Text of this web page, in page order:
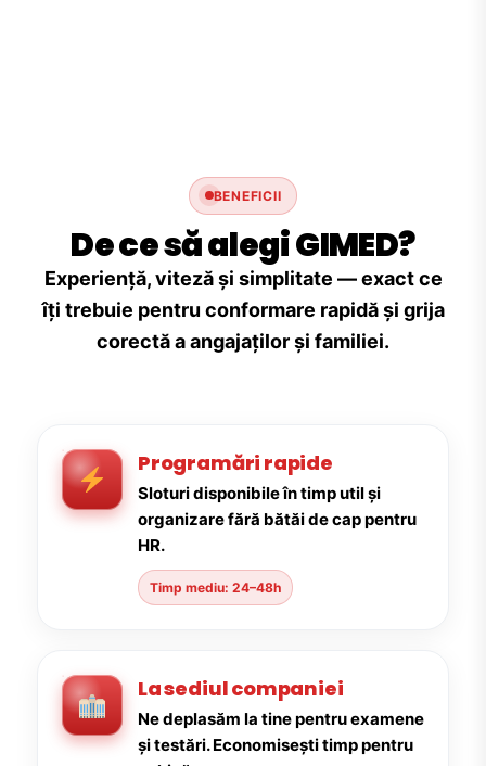
BENEFICII
De ce să alegi GIMED?
Experiență, viteză și simplitate — exact ce
îți trebuie pentru conformare rapidă și grija
corectă a angajaților și familiei.
Programări rapide
Sloturi disponibile în timp util și
organizare fără bătăi de cap pentru
HR.
Timp mediu: 24–48h
La sediul companiei
Ne deplasăm la tine pentru examene
și testări. Economisești timp pentru